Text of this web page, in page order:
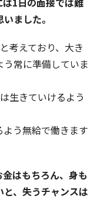
ました。
考えており、大き
常に準備していま
生きていけるよう
う無給で働きます
はもちろん、身も
、失うチャンスは